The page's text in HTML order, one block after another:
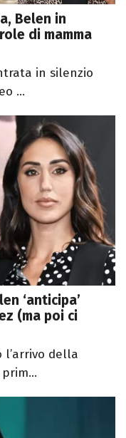
Belen in
di mamma
in silenzio
...
‘anticipa’
(ma poi ci
l’arrivo della